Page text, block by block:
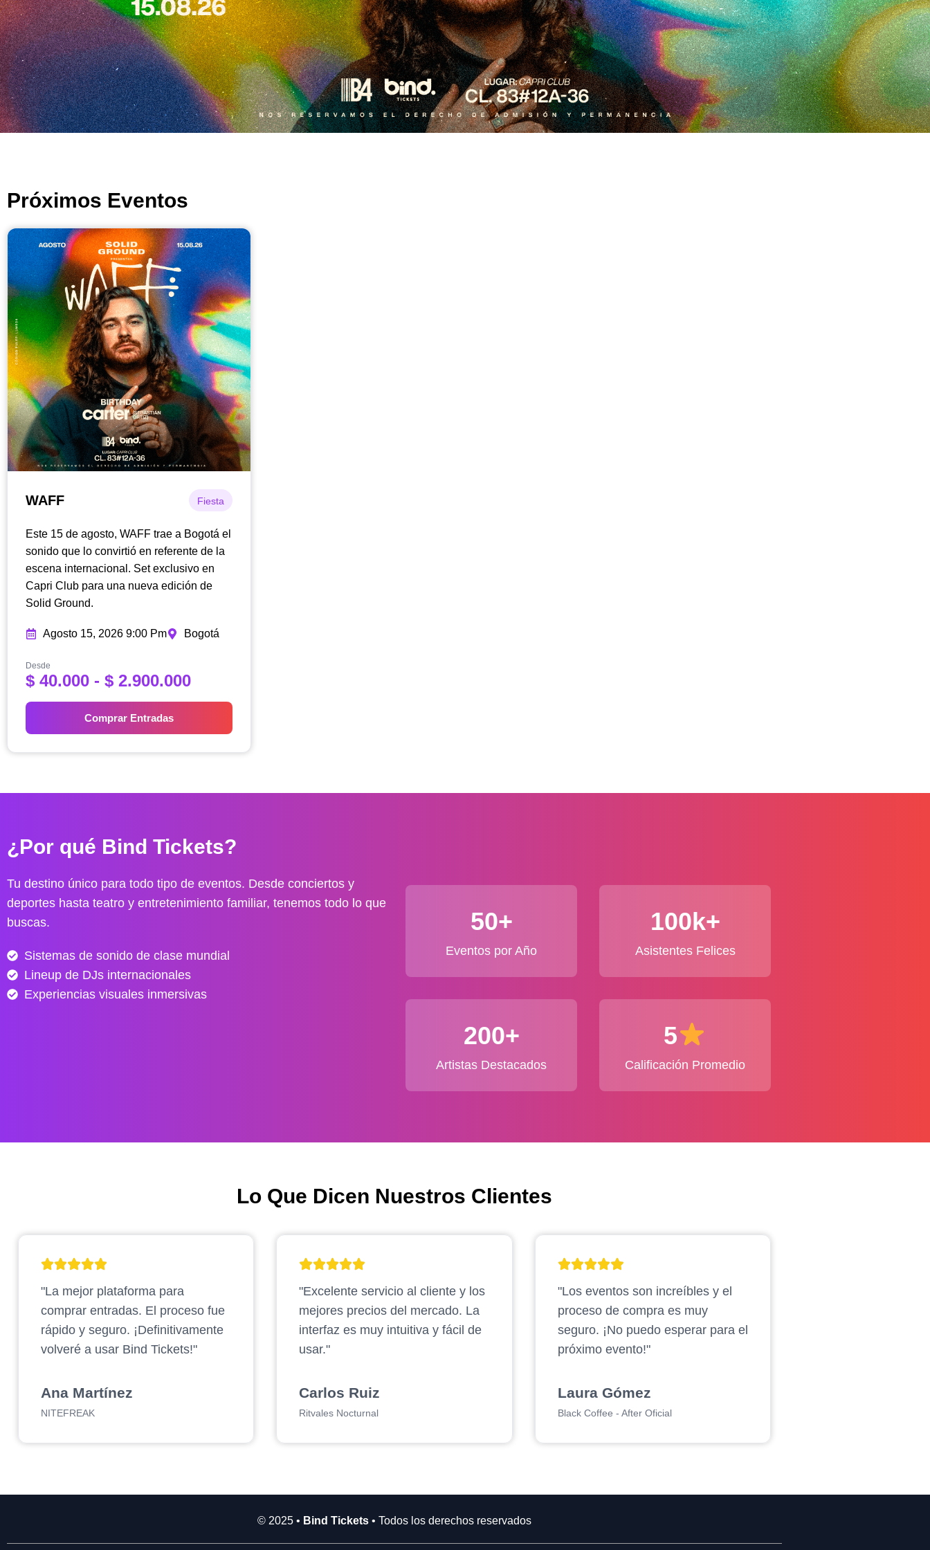
Próximos Eventos
WAFF Fiesta
Este 15 de agosto, WAFF trae a Bogotá el
sonido que lo convirtió en referente de la
escena internacional. Set exclusivo en
Capri Club para una nueva edición de
Solid Ground.
Agosto 15, 2026 9:00 Pm Bogotá
Desde
$ 40.000 - $ 2.900.000R
g
p
c
o
s
:
s
d
e
h
0
0
.
Comprar Entradas
¿Por qué Bind Tickets?
Tu destino único para todo tipo de eventos. Desde conciertos y
deportes hasta teatro y entretenimiento familiar, tenemos todo lo que
buscas.
Sistemas de sonido de clase mundial
Lineup de DJs internacionales
Experiencias visuales inmersivas
50+
Eventos por Año
100k+
Asistentes Felices
200+
Artistas Destacados
5
Calificación Promedio
Lo Que Dicen Nuestros Clientes
"La mejor plataforma para
comprar entradas. El proceso fue
rápido y seguro. ¡Definitivamente
volveré a usar Bind Tickets!"
Ana Martínez
NITEFREAK
"Excelente servicio al cliente y los
mejores precios del mercado. La
interfaz es muy intuitiva y fácil de
usar."
Carlos Ruiz
Ritvales Nocturnal
"Los eventos son increíbles y el
proceso de compra es muy
seguro. ¡No puedo esperar para el
próximo evento!"
Laura Gómez
Black Coffee - After Oficial
© 2025 • Bind Tickets • Todos los derechos reservados